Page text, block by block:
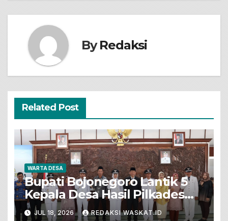
ByRedaksi
Related Post
WARTA DESA
Bupati Bojonegoro Lantik 5
Kepala Desa Hasil Pilkades
Pergantian Antar Waktu
JUL 18, 2026 REDAKSI WASKAT.ID